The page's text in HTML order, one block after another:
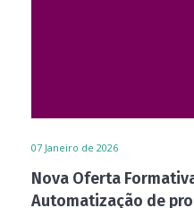
07 Janeiro de 2026
Nova Oferta
Automatização de